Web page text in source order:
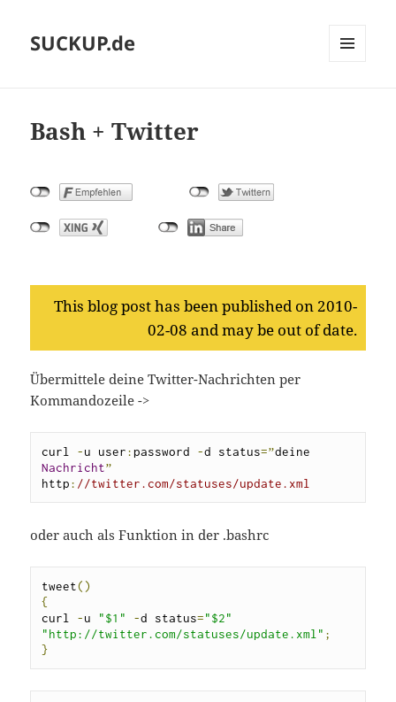
SUCKUP.de
Bash + Twitter
This blog post has been published on 2010-
02-08 and may be out of date.
Übermittele deine Twitter-Nachrichten per
Kommandozeile ->
curl -u user:password -d status=”
Nachricht”
http: //twitter.com/statuses/update.xml
oder auch als Funktion in der .bashrc
tweet()
{
curl -u "$1" -d status="$2"
"http://twitter.com/statuses/update.xml" ;
}